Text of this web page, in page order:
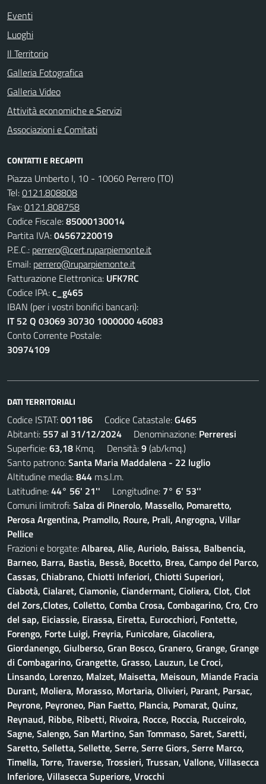
Eventi
Luoghi
Il Territorio
Galleria Fotografica
Galleria Video
Attività economiche e Servizi
Associazioni e Comitati
CONTATTI E RECAPITI
Piazza Umberto I, 10 - 10060 Perrero (TO)
Tel:0121.808808
Fax:0121.808758
Codice Fiscale:85000130014
Partita IVA:04567220019
P.E.C.: perrero@cert.ruparpiemonte.it
Email: perrero@ruparpiemonte.it
Fatturazione Elettronica: UFK7RC
Codice IPA:c_g465
IBAN (per i vostri bonifici bancari):
IT 52 Q 03069 30730 1000000 46083
Conto Corrente Postale:
30974109
DATI TERRITORIALI
Codice ISTAT:001186 Codice Catastale:G465
Abitanti: 557 al 31/12/2024 Denominazione: Perreresi
Superficie:63,18 Kmq. Densità:9(ab/kmq.)
Santo patrono:Santa Maria Maddalena - 22 luglio
Altitudine media:844 m.s.l.m.
Latitudine:44° 56' 21'' Longitudine: 7° 6' 53''
Comuni limitrofi:Salza di Pinerolo, Massello, Pomaretto,
Perosa Argentina, Pramollo, Roure, Prali, Angrogna, Villar
Pellice
Frazioni e borgate:Albarea, Alie, Auriolo, Baissa, Balbencia,
Barneo, Barra, Bastia, Bessè, Bocetto, Brea, Campo del Parco,
Cassas, Chiabrano, Chiotti Inferiori, Chiotti Superiori,
Ciabotà, Cialaret, Ciamonie, Ciandermant, Cioliera, Clot, Clot
del Zors,Clotes, Colletto, Comba Crosa, Combagarino, Cro, Cro
del sap, Eiciassie, Eirassa, Eiretta, Eurocchiori, Fontette,
Forengo, Forte Luigi, Freyria, Funicolare, Giacoliera,
Giordanengo, Giulberso, Gran Bosco, Granero, Grange, Grange
di Combagarino, Grangette, Grasso, Lauzun, Le Croci,
Linsando, Lorenzo, Malzet, Maisetta, Meisoun, Miande Fracia
Durant, Moliera, Morasso, Mortaria, Olivieri, Parant, Parsac,
Peyrone, Peyroneo, Pian Faetto, Plancia, Pomarat, Quinz,
Reynaud, Ribbe, Ribetti, Rivoira, Rocce, Roccia, Rucceirolo,
Sagne, Salengo, San Martino, San Tommaso, Saret, Saretti,
Saretto, Selletta, Sellette, Serre, Serre Giors, Serre Marco,
Timella, Torre, Traverse, Trossieri, Trussan, Vallone, Villasecca
Inferiore, Villasecca Superiore, Vrocchi